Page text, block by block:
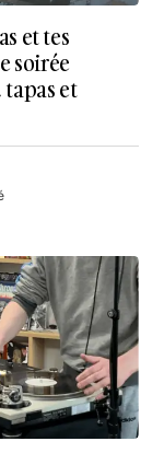
et tes
soirée
et